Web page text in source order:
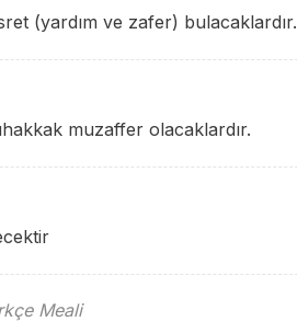
(yardım ve zafer) bulacaklardır.
muzaffer olacaklardır.
Meali